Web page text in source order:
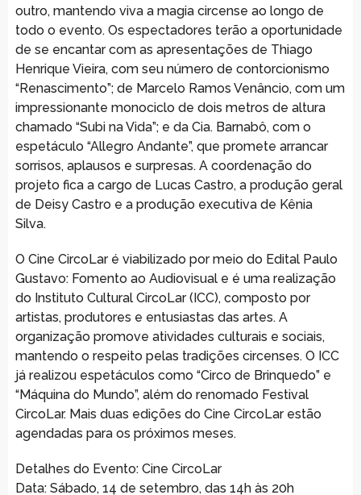
outro, mantendo viva a magia circense ao longo de
todo o evento. Os espectadores terão a oportunidade
de se encantar com as apresentações de Thiago
Henrique Vieira, com seu número de contorcionismo
“Renascimento”; de Marcelo Ramos Venâncio, com um
impressionante monociclo de dois metros de altura
chamado “Subi na Vida”; e da Cia. Barnabô, com o
espetáculo “Allegro Andante”, que promete arrancar
sorrisos, aplausos e surpresas. A coordenação do
projeto fica a cargo de Lucas Castro, a produção geral
de Deisy Castro e a produção executiva de Kênia
Silva.
O Cine CircoLar é viabilizado por meio do Edital Paulo
Gustavo: Fomento ao Audiovisual e é uma realização
do Instituto Cultural CircoLar (ICC), composto por
artistas, produtores e entusiastas das artes. A
organização promove atividades culturais e sociais,
mantendo o respeito pelas tradições circenses. O ICC
já realizou espetáculos como “Circo de Brinquedo” e
“Máquina do Mundo”, além do renomado Festival
CircoLar. Mais duas edições do Cine CircoLar estão
agendadas para os próximos meses.
Detalhes do Evento: Cine CircoLar
Data: Sábado, 14 de setembro, das 14h às 20h